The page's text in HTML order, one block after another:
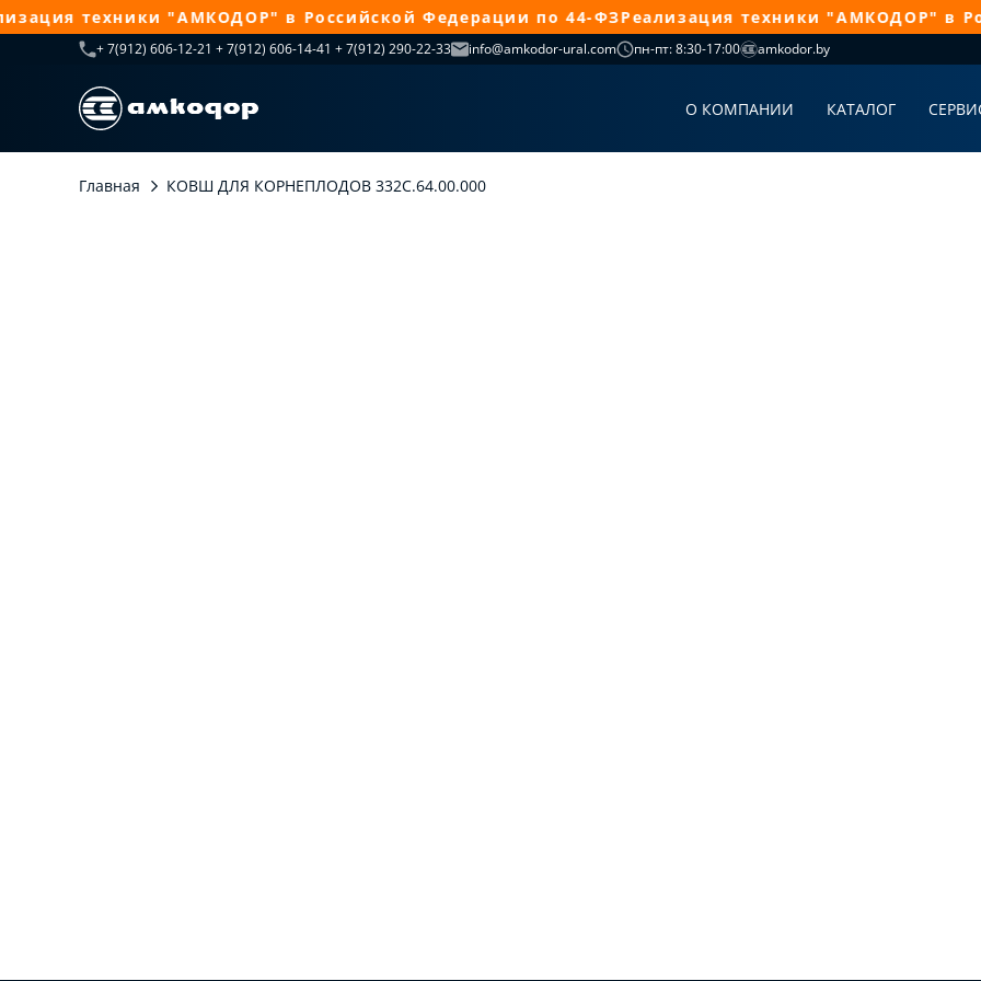
техники "АМКОДОР" в Российской Федерации по 44-ФЗРеализация техники "АМКОДОР" в
+ 7(912) 606-12-21 + 7(912) 606-14-41 + 7(912) 290-22-33 info@amkodor-ural.com пн-пт: 8:30-17:00 amkodor.by
О КОМПАНИИ КАТАЛОГ
Главная КОВШ ДЛЯ КОРНЕПЛОДОВ 332С.64.00.000